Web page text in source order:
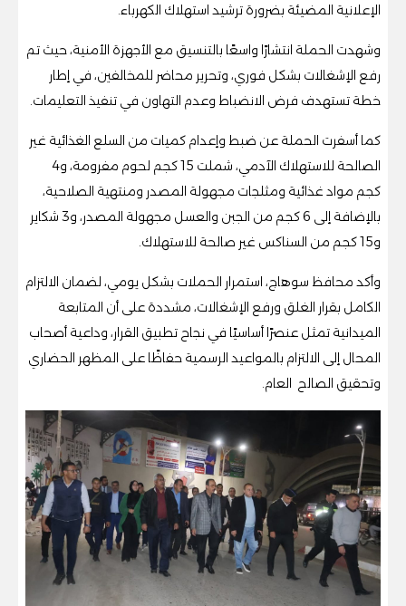
الإعلانية المضيئة بضرورة ترشيد استهلاك الكهرباء.
وشهدت الحملة انتشارًا واسعًا بالتنسيق مع الأجهزة الأمنية، حيث تم
رفع الإشغالات بشكل فوري، وتحرير محاضر للمخالفين، في إطار
خطة تستهدف فرض الانضباط وعدم التهاون في تنفيذ التعليمات.
كما أسفرت الحملة عن ضبط وإعدام كميات من السلع الغذائية غير
الصالحة للاستهلاك الآدمي، شملت 15 كجم لحوم مفرومة، و4
كجم مواد غذائية ومثلجات مجهولة المصدر ومنتهية الصلاحية،
بالإضافة إلى 6 كجم من الجبن والعسل مجهولة المصدر، و3 شكاير
و15 كجم من السناكس غير صالحة للاستهلاك.
وأكد محافظ سوهاج، استمرار الحملات بشكل يومي، لضمان الالتزام
الكامل بقرار الغلق ورفع الإشغالات، مشددة على أن المتابعة
الميدانية تمثل عنصرًا أساسيًا في نجاح تطبيق القرار، وداعية أصحاب
المحال إلى الالتزام بالمواعيد الرسمية حفاظًا على المظهر الحضاري
وتحقيق الصالح العام.